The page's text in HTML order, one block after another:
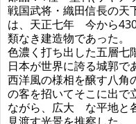
戦国武将・織田信長の天
は、天正七年 今から
類なき建造物であった
色濃く打ち出した五層
日本が世界に誇る城郭
西洋風の様相を醸す八
の客を招いてそこに出で
ながら、広大 な平地と